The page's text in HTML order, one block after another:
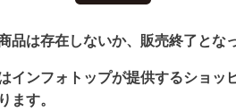
品は存在しないか、販売終了とな
インフォトップが提供するショッ
ます。